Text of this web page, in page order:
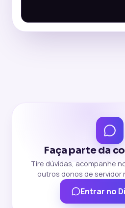
Faça parte da
Tire dúvidas, acompanhe
outros donos de servidor
Entrar no